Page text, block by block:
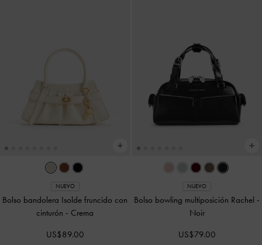
NUEVO
Bolso bandolera Isolde fruncido con
cinturón - Crema
US$89.00
NUEVO
Bolso bowling multiposición Rachel -
Noir
US$79.00